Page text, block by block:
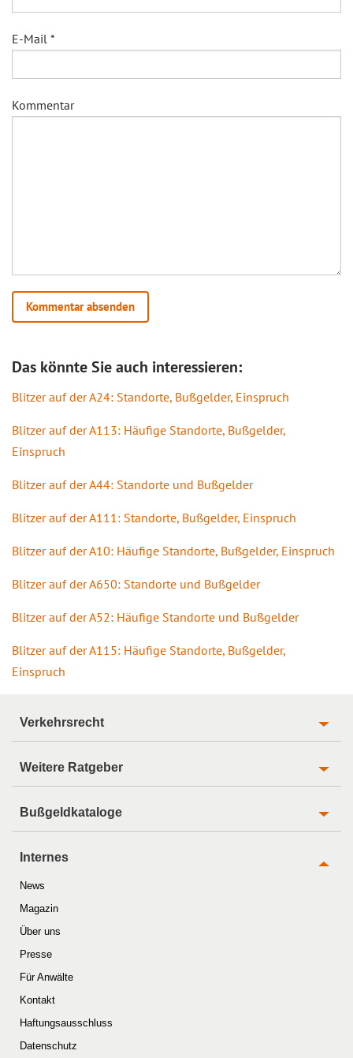
E-Mail *
Kommentar
Das könnte Sie auch interessieren:
Blitzer auf der A24: Standorte, Bußgelder, Einspruch
Blitzer auf der A113: Häufige Standorte, Bußgelder,
Einspruch
Blitzer auf der A44: Standorte und Bußgelder
Blitzer auf der A111: Standorte, Bußgelder, Einspruch
Blitzer auf der A10: Häufige Standorte, Bußgelder, Einspruch
Blitzer auf der A650: Standorte und Bußgelder
Blitzer auf der A52: Häufige Standorte und Bußgelder
Blitzer auf der A115: Häufige Standorte, Bußgelder,
Einspruch
Verkehrsrecht
Weitere Ratgeber
Bußgeldkataloge
Internes
News
Magazin
Über uns
Presse
Für Anwälte
Kontakt
Haftungsausschluss
Datenschutz